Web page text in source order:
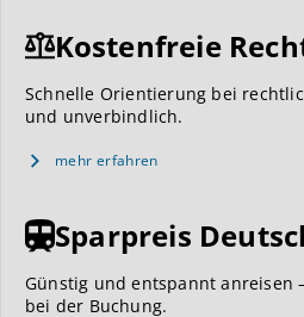
Kostenfreie
Schnelle Orientierung bei
und unverbindlich.
mehr erfahren
Sparpreis
Günstig und entspannt anreisen
bei der Buchung.